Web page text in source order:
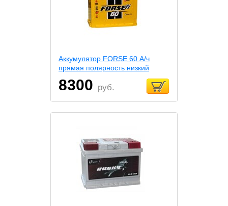
Аккумулятор FORSE 60 А/ч
прямая полярность низкий
8300 руб.